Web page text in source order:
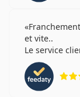
et vite..
Le service